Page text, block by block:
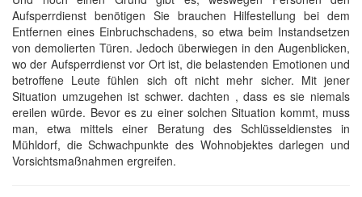
Aufsperrdienst benötigen Sie brauchen Hilfestellung bei dem
Entfernen eines Einbruchschadens, so etwa beim Instandsetzen
von demolierten Türen. Jedoch überwiegen in den Augenblicken,
wo der Aufsperrdienst vor Ort ist, die belastenden Emotionen und
betroffene Leute fühlen sich oft nicht mehr sicher. Mit jener
Situation umzugehen ist schwer. dachten , dass es sie niemals
ereilen würde. Bevor es zu einer solchen Situation kommt, muss
man, etwa mittels einer Beratung des Schlüsseldienstes in
Mühldorf, die Schwachpunkte des Wohnobjektes darlegen und
Vorsichtsmaßnahmen ergreifen.